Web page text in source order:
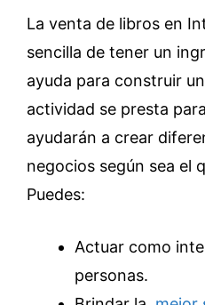
La venta de libros en
sencilla de tener un
ayuda para construir
actividad se presta
ayudarán a crear
negocios según sea el
Puedes:
Actuar como
personas.